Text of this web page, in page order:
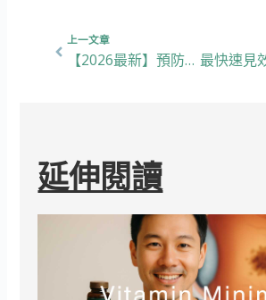
上一文章
【2026最新】預防石頭奶！比較市售5大卵磷脂，解決產後媽媽最怕的乳腺堵塞問題!
延伸閱讀